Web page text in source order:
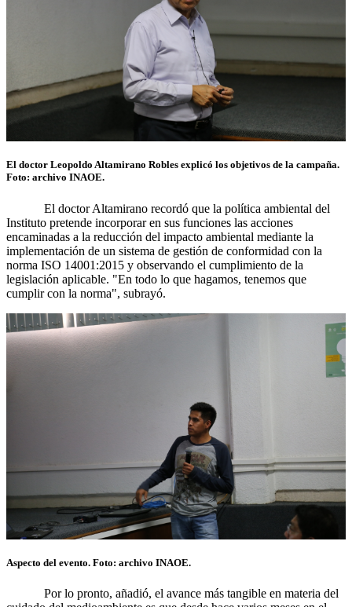
El doctor Leopoldo Altamirano Robles explicó los objetivos de la campaña.
Foto: archivo INAOE.
El doctor Altamirano recordó que la política ambiental del
Instituto pretende incorporar en sus funciones las acciones
encaminadas a la reducción del impacto ambiental mediante la
implementación de un sistema de gestión de conformidad con la
norma ISO 14001:2015 y observando el cumplimiento de la
legislación aplicable. "En todo lo que hagamos, tenemos que
cumplir con la norma", subrayó.
Aspecto del evento. Foto: archivo INAOE.
Por lo pronto, añadió, el avance más tangible en materia del